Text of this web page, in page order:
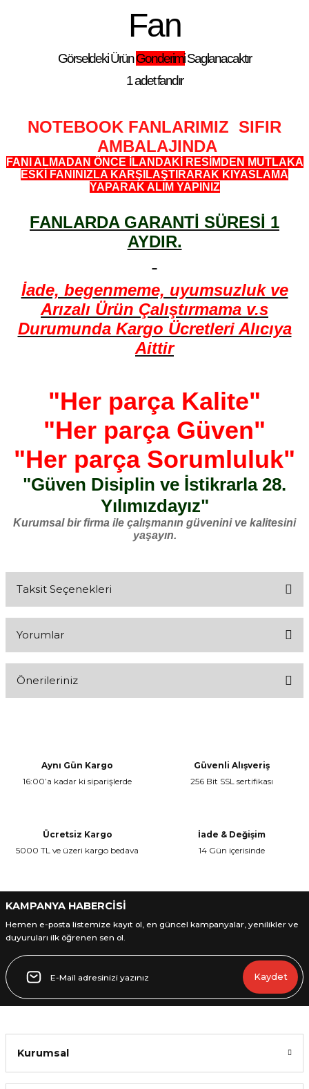
Fan
Görseldeki ÜrünGonderimiSaglanacaktır
1 adet fandır
NOTEBOOK FANLARIMIZ SIFIR
AMBALAJINDA
FANI ALMADAN ÖNCE İLANDAKİ RESİMDEN MUTLAKA
ESKİ FANINIZLA KARŞILAŞTIRARAK KIYASLAMA
YAPARAK ALIM YAPINIZ
FANLARDA GARANTİ SÜRESİ 1
AYDIR.
İade, begenmeme, uyumsuzluk ve
Arızalı Ürün Çalıştırmama v.s
Durumunda Kargo Ücretleri Alıcıya
Aittir
"Her parça Kalite"
"Her parça Güven"
"Her parça Sorumluluk"
"Güven Disiplin ve İstikrarla 28.
Yılımızdayız"
Kurumsal bir firma ile çalışmanın güvenini ve kalitesini
yaşayın.
Taksit Seçenekleri
Yorumlar
Önerileriniz
Ürün resmi kalitesiz, bozuk veya görüntülenemiyor.
Gönder
Aynı Gün Kargo
16:00’a kadar ki siparişlerde
Güvenli Alışveriş
256 Bit SSL sertifikası
Ücretsiz Kargo
5000 TL ve üzeri kargo bedava
İade & Değişim
14 Gün içerisinde
KAMPANYA HABERCİSİ
Hemen e-posta listemize kayıt ol, en güncel kampanyalar, yenilikler ve
duyuruları ilk öğrenen sen ol.
Kaydet
Kurumsal